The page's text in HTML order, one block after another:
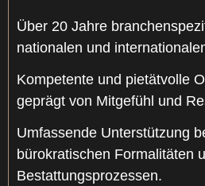
Über 20 Jahre
nationalen und
Kompetente und pietätvolle
geprägt von Mitgefühl und
Umfassende Unterstützung
bürokratischen Formalitäten
Bestattungsprozessen.